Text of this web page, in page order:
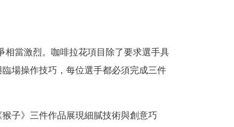
當激烈。咖啡拉花項目除了要求選手具
場操作技巧，每位選手都必須完成三件
子》三件作品展現細膩技術與創意巧